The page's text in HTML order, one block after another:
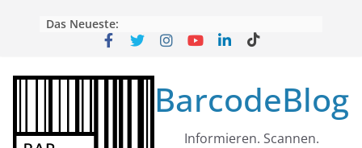
Das Neueste:
BarcodeBlog
Informieren. Scannen.